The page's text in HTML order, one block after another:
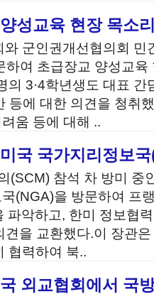
성교육 현장 목소
군인권개선협의회 민
하여 초급장교 양성교
의 3·4학년생도 대표
등에 대한 의견을 청취
움 등에 대해 ..
국 국가지리정보
(SCM) 참석 차 방미 중
(NGA)을 방문하여 프
파악하고, 한미 정보협
을 교환했다.이 장관은
협력하여 북..
외교협회에서 국